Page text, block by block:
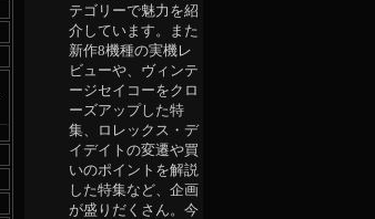
テゴリーで魅力を紹
介しています。また
新作8機種の実機レ
ビューや、ヴィンテ
ージセイコーをクロ
ーズアップした特
集、ロレックス・デ
イデイトの変遷や買
いのポイントを解説
した特集など、企画
が盛りだくさん。今